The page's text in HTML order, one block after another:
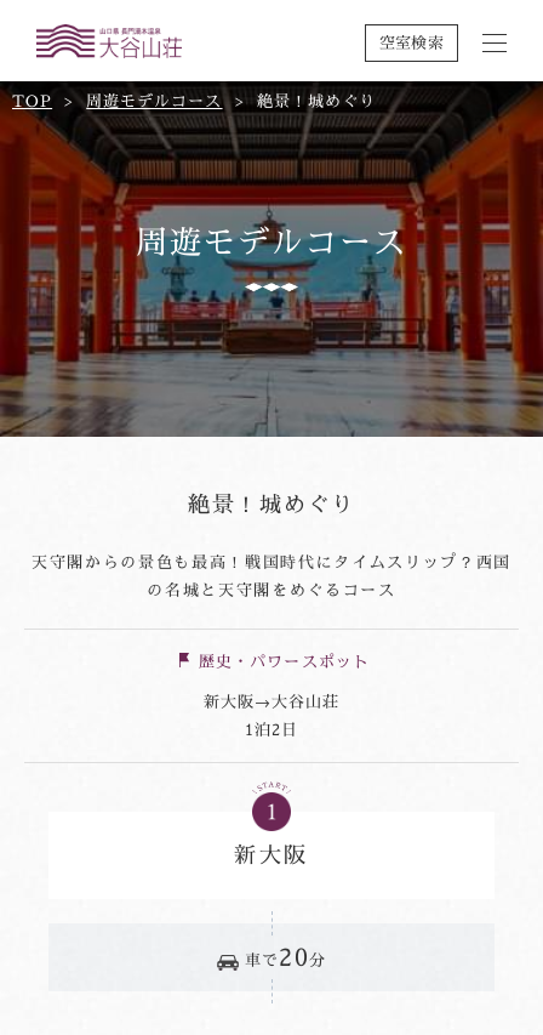
空室検索
TOP 周遊モデルコース 絶景！城めぐり
周遊モデルコース
絶景！城めぐり
天守閣からの景色も最高！戦国時代にタイムスリップ？西国
の名城と天守閣をめぐるコース
歴史・パワースポット
新大阪→大谷山荘
1泊2日
新大阪
車で20分